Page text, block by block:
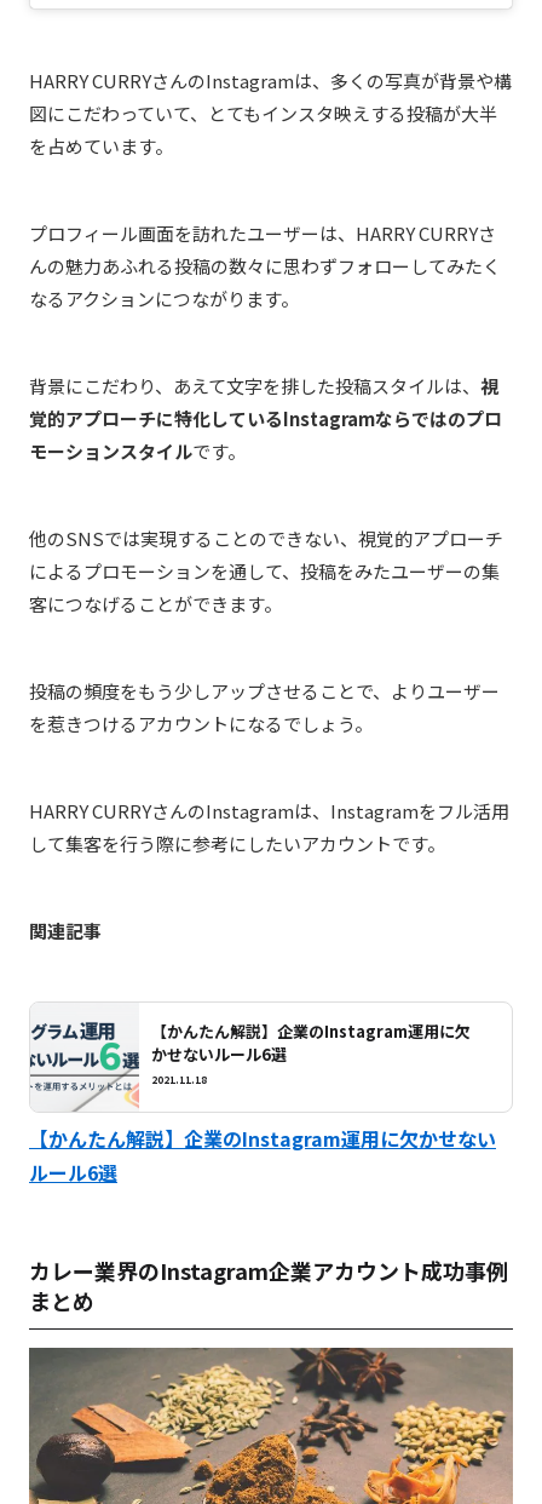
HARRY CURRYさんのInstagramは、多くの写真が背景や構
図にこだわっていて、とてもインスタ映えする投稿が大半
を占めています。
プロフィール画面を訪れたユーザーは、HARRY CURRYさ
んの魅力あふれる投稿の数々に思わずフォローしてみたく
なるアクションにつながります。
背景にこだわり、あえて文字を排した投稿スタイルは、 視
覚的アプローチに特化しているInstagramならではのプロ
モーションスタイルです。
他のSNSでは実現することのできない、視覚的アプローチ
によるプロモーションを通して、投稿をみたユーザーの集
客につなげることができます。
投稿の頻度をもう少しアップさせることで、よりユーザー
を惹きつけるアカウントになるでしょう。
HARRY CURRYさんのInstagramは、Instagramをフル活用
して集客を行う際に参考にしたいアカウントです。
関連記事
【かんたん解説】企業のInstagram運用に欠
かせないルール6選
2021.11.18
【かんたん解説】企業のInstagram運用に欠かせない
ルール6選
カレー業界のInstagram企業アカウント成功事例
まとめ